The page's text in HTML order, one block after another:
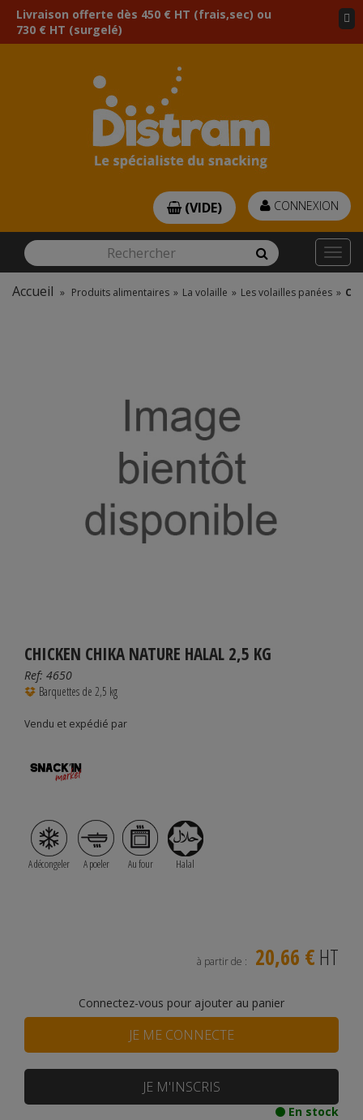
Livraison offerte dès 450 € HT (frais,sec) ou
730 € HT (surgelé)
Rechercher Rechercher
CONNEXION
(VIDE)
Accueil » Produits alimentaires » La volaille » Les volailles panées »
CHICKEN CHIKA NATURE HALAL 2,5 KG
Ref: 4650
Barquettes de 2,5 kg
Vendu et expédié par
A décongeler A poeler Au four Halal
à partir de : 20,66 € HT
Connectez-vous pour ajouter au panier
JE ME CONNECTE
JE M'INSCRIS
En stock